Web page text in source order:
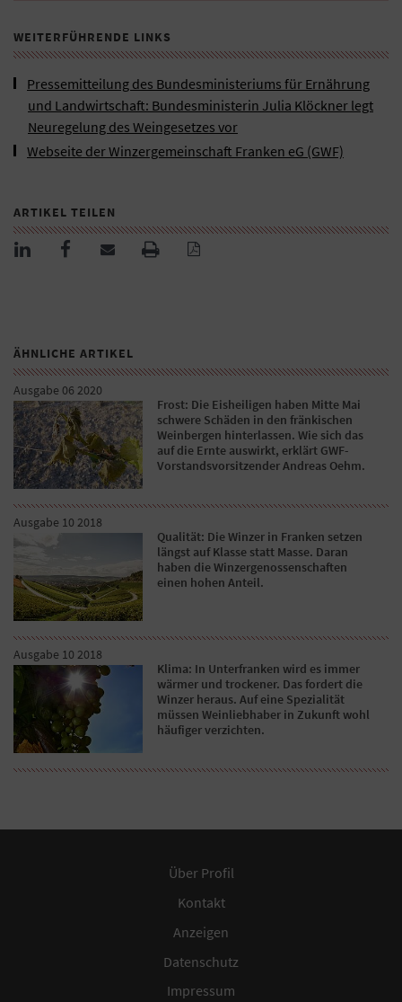
WEITERFÜHRENDE LINKS
Pressemitteilung des Bundesministeriums für Ernährung
und Landwirtschaft: Bundesministerin Julia Klöckner legt
Neuregelung des Weingesetzes vor
Webseite der Winzergemeinschaft Franken eG (GWF)
ARTIKEL TEILEN
ÄHNLICHE ARTIKEL
Ausgabe 06 2020
Frost: Die Eisheiligen haben Mitte Mai
schwere Schäden in den fränkischen
Weinbergen hinterlassen. Wie sich das
auf die Ernte auswirkt, erklärt GWF-
Vorstandsvorsitzender Andreas Oehm.
Ausgabe 10 2018
Qualität: Die Winzer in Franken setzen
längst auf Klasse statt Masse. Daran
haben die Winzergenossenschaften
einen hohen Anteil.
Ausgabe 10 2018
Klima: In Unterfranken wird es immer
wärmer und trockener. Das fordert die
Winzer heraus. Auf eine Spezialität
müssen Weinliebhaber in Zukunft wohl
häufiger verzichten.
Über Profil
Kontakt
Anzeigen
Datenschutz
Impressum